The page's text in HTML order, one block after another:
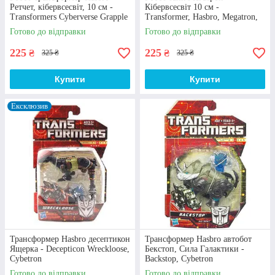
Відмінна репутація
Сумлінно працюємо на українському ринку іграшок
понад 10 років. Наявність лояльних покупців,
численні відгуки від задоволених клієнтів, міцні
ділові відносини з постачальниками лише
спонукають нас до подальшого вдосконалення та
роботи у даному напрямі.
Ретчет, кібервсесвіт, 10 см -
Transformers Cyberverse Grapple
Grab
Готово до відправки
225 ₴ 325 ₴
Купити
Кібервсесвіт 10 см -
Transformer, Hasbro, Megatron,
Fusion Mace, Cyberverse
Готово до відправки
225 ₴ 325 ₴
Купити
Ексклюзив
Трансформер Hasbro десептикон
Ящерка - Decepticon Wreckloose,
Cybetron
Трансформер Hasbro автобот
Бекстоп, Сила Галактики -
Backstop, Cybetron